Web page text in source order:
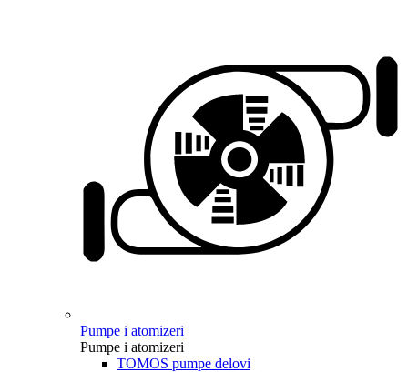
Pumpe i atomizeri
Pumpe i atomizeri
TOMOS pumpe delovi